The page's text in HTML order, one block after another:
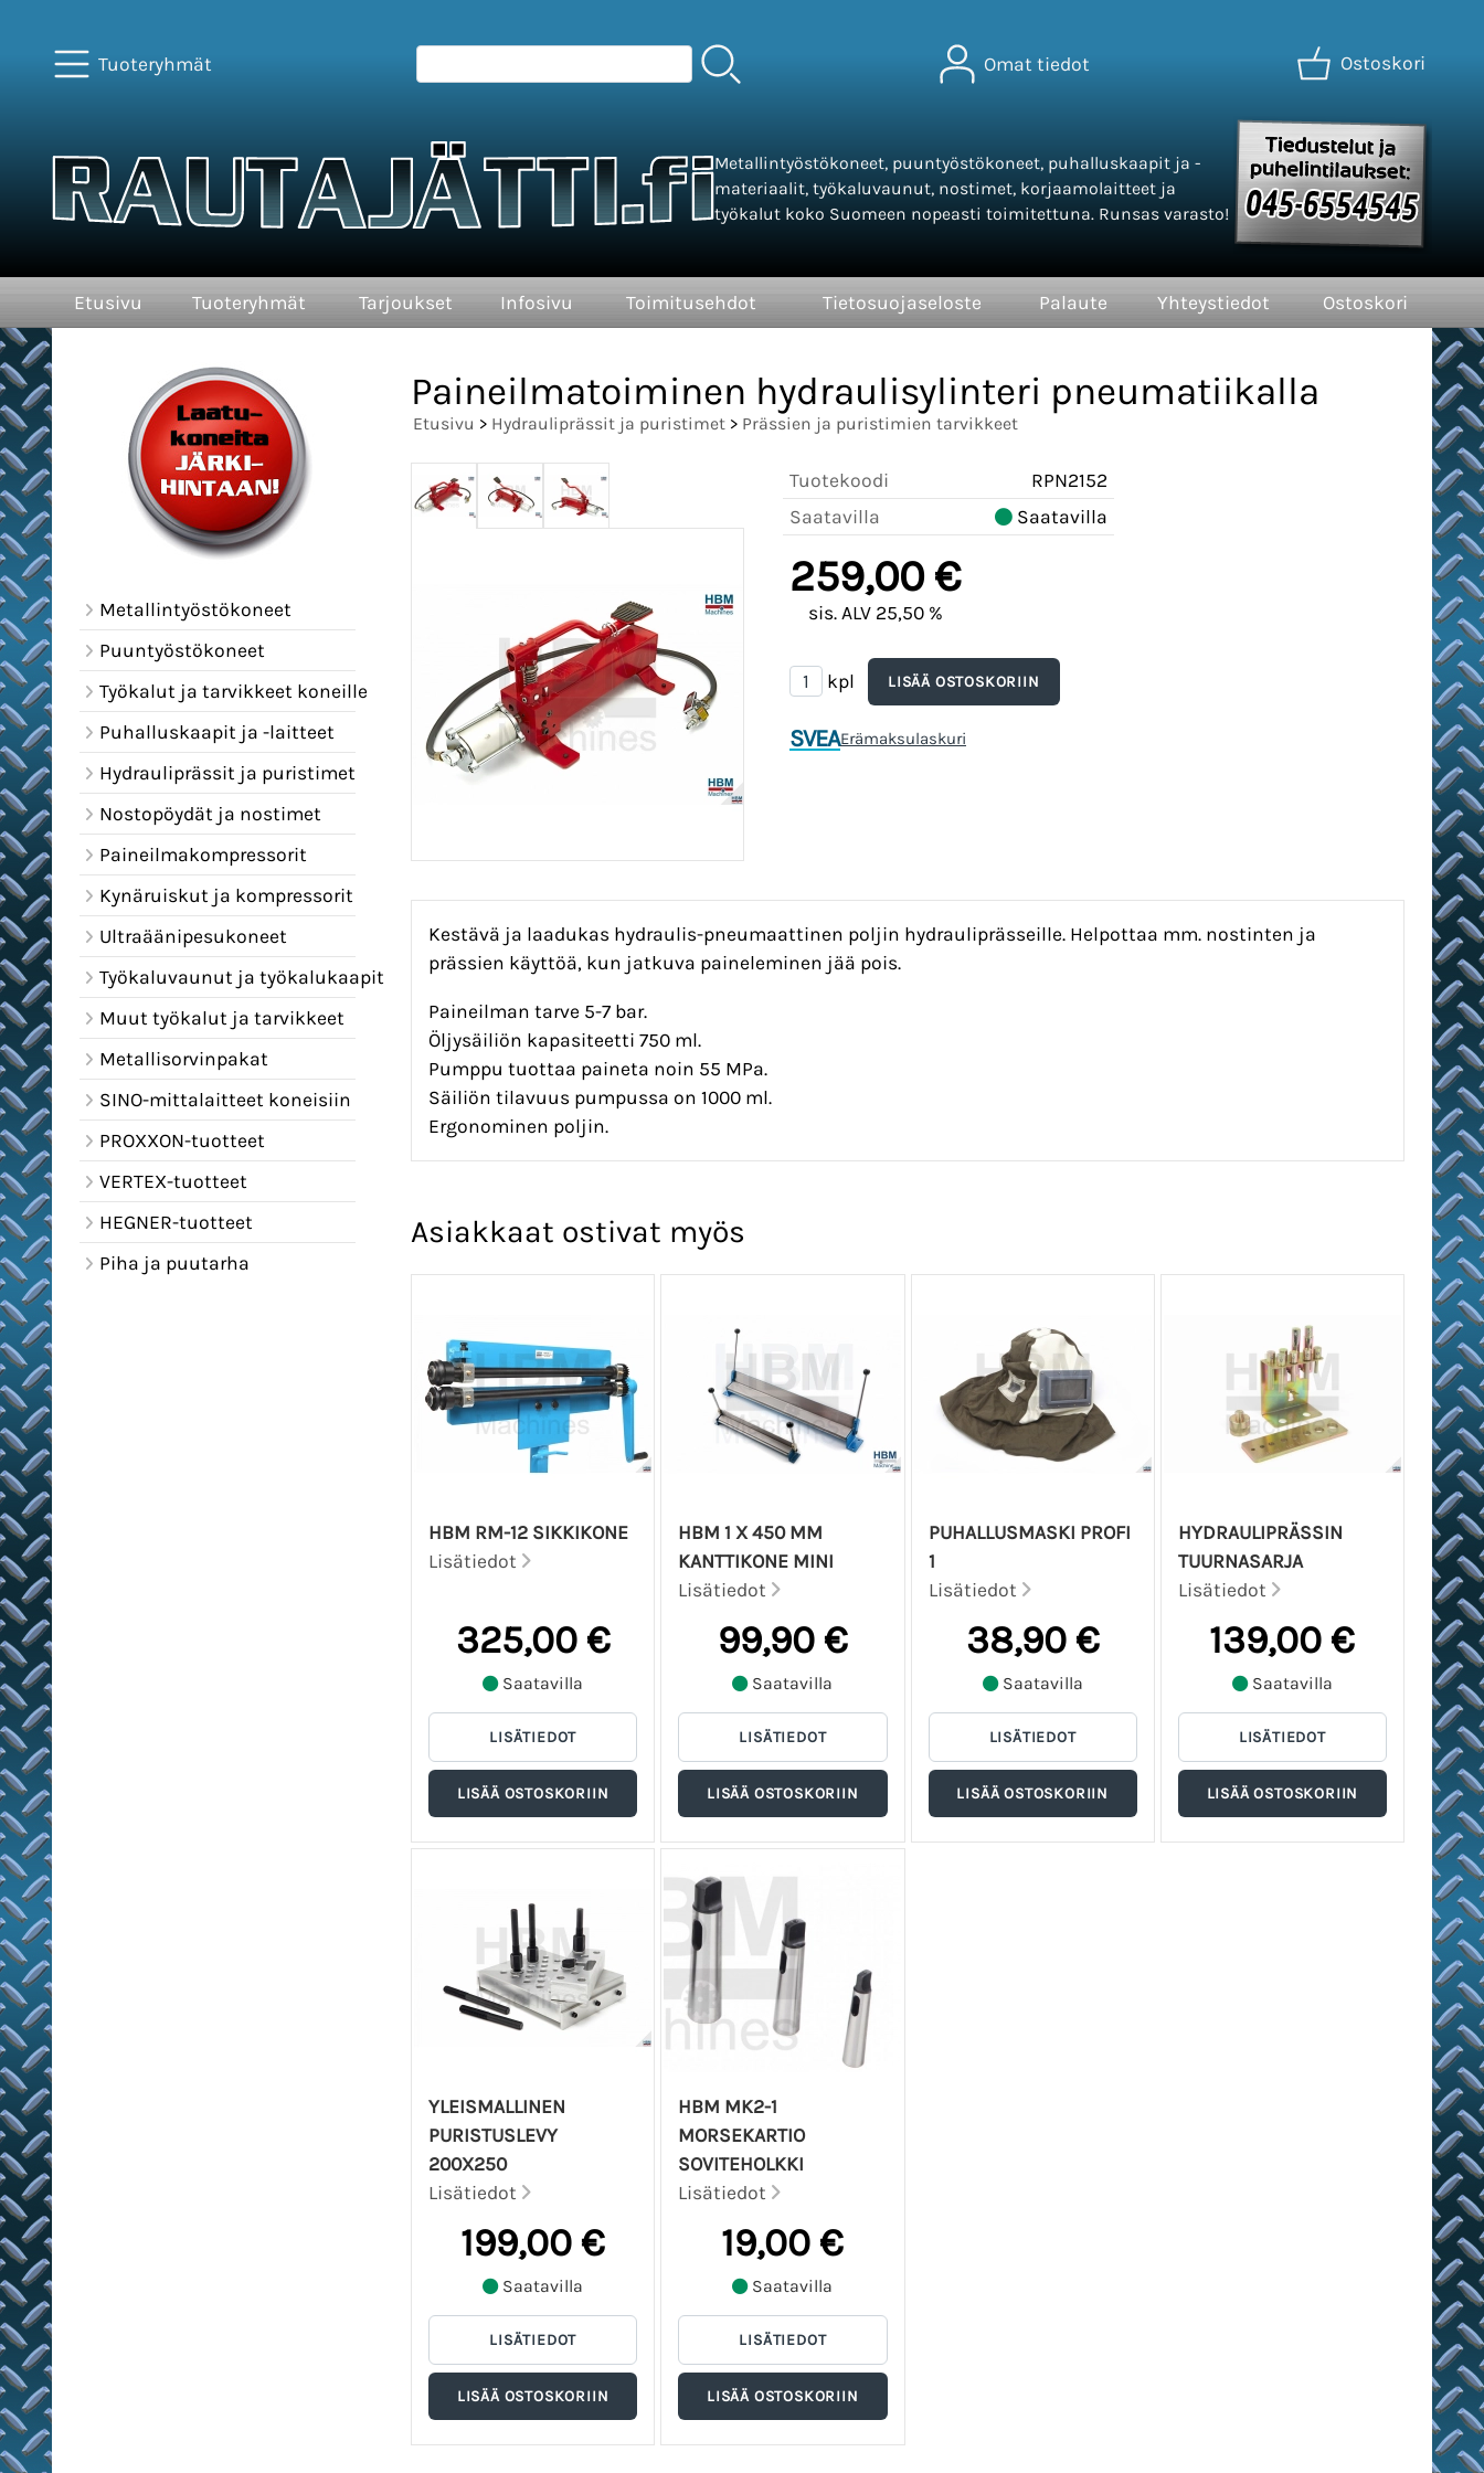
Tuoteryhmät Omat tiedot Ostoskori
Metallintyöstökoneet, puuntyöstökoneet, puhalluskaapit ja -
materiaalit, työkaluvaunut, nostimet, korjaamolaitteet ja
työkalut koko Suomeen nopeasti toimitettuna. Runsas varasto!
Etusivu Tuoteryhmät Tarjoukset Infosivu Toimitusehdot Tietosuojaseloste Palaute Yhteystiedot Ostoskori
Metallintyöstökoneet
Puuntyöstökoneet
Työkalut ja tarvikkeet koneille
Puhalluskaapit ja -laitteet
Hydrauliprässit ja puristimet
Nostopöydät ja nostimet
Paineilmakompressorit
Kynäruiskut ja kompressorit
Ultraäänipesukoneet
Työkaluvaunut ja työkalukaapit
Muut työkalut ja tarvikkeet
Metallisorvinpakat
SINO-mittalaitteet koneisiin
PROXXON-tuotteet
VERTEX-tuotteet
HEGNER-tuotteet
Piha ja puutarha
Paineilmatoiminen hydraulisylinteri pneumatiikalla
Etusivu > Hydrauliprässit ja puristimet > Prässien ja puristimien tarvikkeet
Tuotekoodi
RPN2152
Saatavilla
Saatavilla
259,00 €
sis. ALV 25,50 %
kpl
SVEAErämaksulaskuri
Kestävä ja laadukas hydraulis-pneumaattinen poljin hydrauliprässeille. Helpottaa mm. nostinten ja
prässien käyttöä, kun jatkuva paineleminen jää pois.
Paineilman tarve 5-7 bar.
Öljysäiliön kapasiteetti 750 ml.
Pumppu tuottaa paineta noin 55 MPa.
Säiliön tilavuus pumpussa on 1000 ml.
Ergonominen poljin.
Asiakkaat ostivat myös
HBM RM-12 SIKKIKONE
Lisätiedot
325,00 €
Saatavilla
HBM 1 X 450 MM
KANTTIKONE MINI
Lisätiedot
99,90 €
Saatavilla
PUHALLUSMASKI PROFI
1
Lisätiedot
38,90 €
Saatavilla
HYDRAULIPRÄSSIN
TUURNASARJA
Lisätiedot
139,00 €
Saatavilla
YLEISMALLINEN
PURISTUSLEVY
200X250
Lisätiedot
199,00 €
Saatavilla
HBM MK2-1
MORSEKARTIO
SOVITEHOLKKI
Lisätiedot
19,00 €
Saatavilla